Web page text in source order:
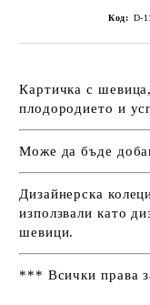
Код: D-
Картичка с
плодородието и
Може да бъде
Дизайнерска
използвали като
шевици.
*** Всички права